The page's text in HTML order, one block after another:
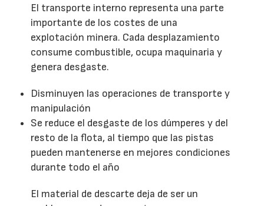
El transporte interno representa una parte
importante de los costes de una
explotación minera. Cada desplazamiento
consume combustible, ocupa maquinaria y
genera desgaste.
Disminuyen las operaciones de transporte y
manipulación
Se reduce el desgaste de los dúmperes y del
resto de la flota, al tiempo que las pistas
pueden mantenerse en mejores condiciones
durante todo el año
El material de descarte deja de ser un